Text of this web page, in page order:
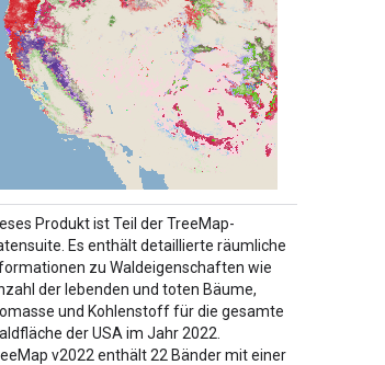
Produkt ist Teil der TreeMap-
Es enthält detaillierte räumliche
zu Waldeigenschaften wie
der lebenden und toten Bäume,
und Kohlenstoff für die gesamte
der USA im Jahr 2022.
v2022 enthält 22 Bänder mit einer